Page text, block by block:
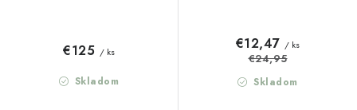
Skladom
€125 / ks
Skladom
€12,47 / ks
€24,95